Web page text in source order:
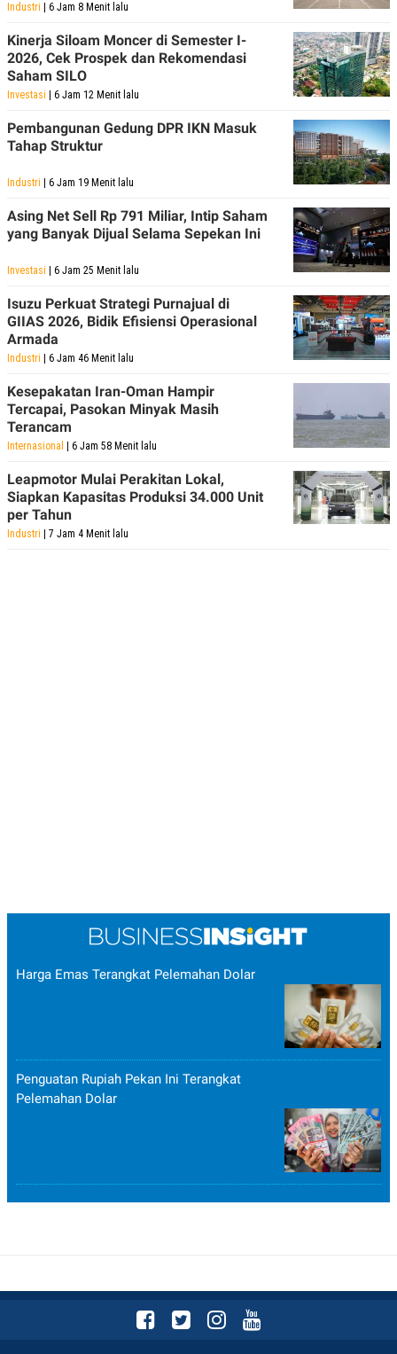
Industri | 6 Jam 8 Menit lalu
Kinerja Siloam Moncer di Semester I-
2026, Cek Prospek dan Rekomendasi
Saham SILO
Investasi | 6 Jam 12 Menit lalu
Pembangunan Gedung DPR IKN Masuk
Tahap Struktur
Industri | 6 Jam 19 Menit lalu
Asing Net Sell Rp 791 Miliar, Intip Saham
yang Banyak Dijual Selama Sepekan Ini
Investasi | 6 Jam 25 Menit lalu
Isuzu Perkuat Strategi Purnajual di
GIIAS 2026, Bidik Efisiensi Operasional
Armada
Industri | 6 Jam 46 Menit lalu
Kesepakatan Iran-Oman Hampir
Tercapai, Pasokan Minyak Masih
Terancam
Internasional | 6 Jam 58 Menit lalu
Leapmotor Mulai Perakitan Lokal,
Siapkan Kapasitas Produksi 34.000 Unit
per Tahun
Industri | 7 Jam 4 Menit lalu
Harga Emas Terangkat Pelemahan Dolar
Penguatan Rupiah Pekan Ini Terangkat
Pelemahan Dolar